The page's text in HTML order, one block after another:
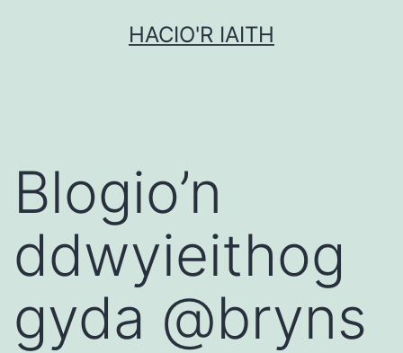
HACIO'R IAITH
Blogio’n
ddwyieithog
gyda @bryns